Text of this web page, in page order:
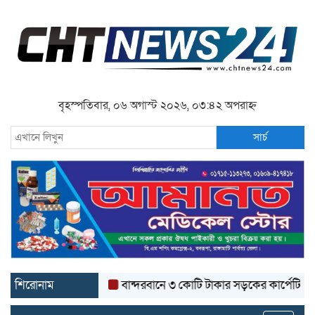
বৃহস্পতিবার, ০৬ অগাস্ট ২০২৬, ০৩:৪২ অপরাহ্ন
সার্চ
শিরোনাম বান্দরবানে ৩ কোটি টাকার সড়কের কার্পেটিং উঠে